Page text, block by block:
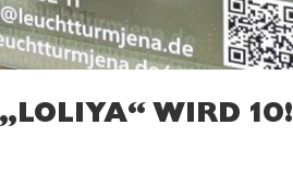
WIRD 10!